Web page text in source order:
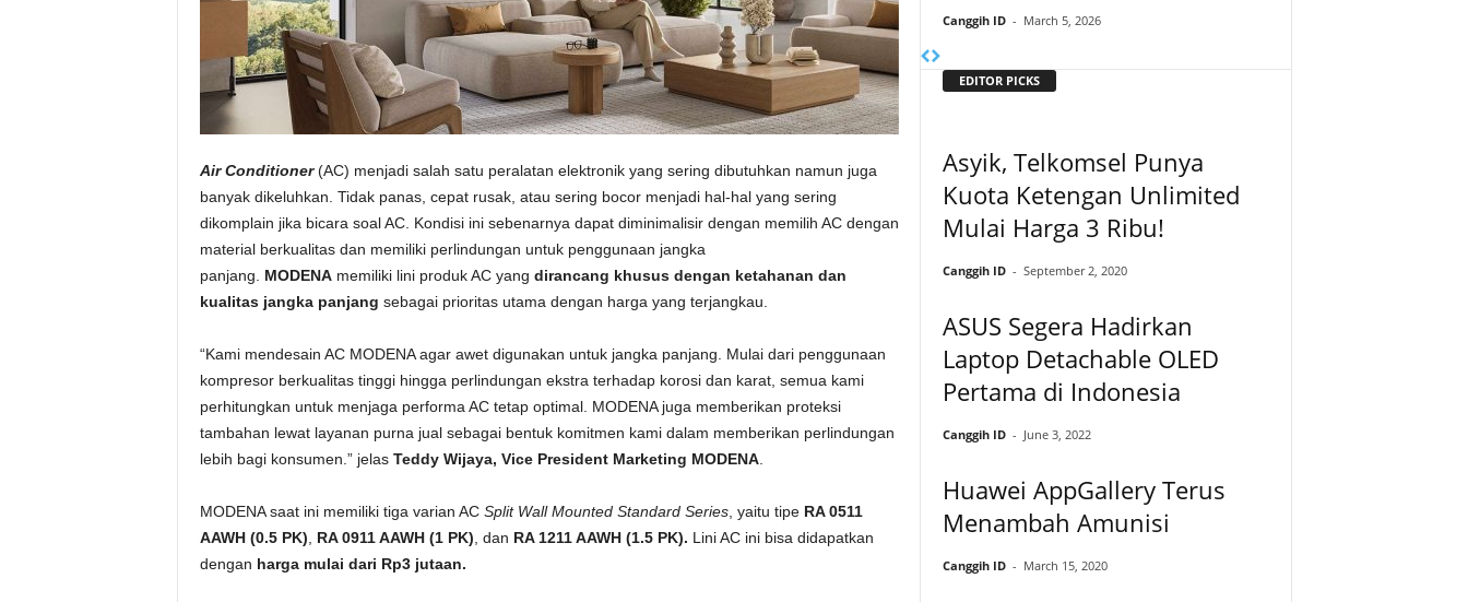
Air Conditioner(AC) menjadi salah satu peralatan elektronik yang sering dibutuhkan namun juga
banyak dikeluhkan. Tidak panas, cepat rusak, atau sering bocor menjadi hal-hal yang sering
dikomplain jika bicara soal AC. Kondisi ini sebenarnya dapat diminimalisir dengan memilih AC dengan
material berkualitas dan memiliki perlindungan untuk penggunaan jangka
panjang. MODENA memiliki lini produk AC yang dirancang khusus dengan ketahanan dan
kualitas jangka panjang sebagai prioritas utama dengan harga yang terjangkau.
“Kami mendesain AC MODENA agar awet digunakan untuk jangka panjang. Mulai dari penggunaan
kompresor berkualitas tinggi hingga perlindungan ekstra terhadap korosi dan karat, semua kami
perhitungkan untuk menjaga performa AC tetap optimal. MODENA juga memberikan proteksi
tambahan lewat layanan purna jual sebagai bentuk komitmen kami dalam memberikan perlindungan
lebih bagi konsumen.” jelas Teddy Wijaya, Vice President Marketing MODENA.
MODENA saat ini memiliki tiga varian AC Split Wall Mounted Standard Series, yaitu tipe RA 0511
AAWH (0.5 PK)
RA 0911 AAWH (1 PK) , dan RA 1211 AAWH (1.5 PK). Lini AC ini bisa didapatkan
dengan harga mulai dari Rp3 jutaan.
Canggih ID - March 5, 2026
EDITOR PICKS
Asyik, Telkomsel Punya
Kuota Ketengan Unlimited
Mulai Harga 3 Ribu!
Canggih ID - September 2, 2020
ASUS Segera Hadirkan
Laptop Detachable OLED
Pertama di Indonesia
Canggih ID - June 3, 2022
Huawei AppGallery Terus
Menambah Amunisi
Canggih ID - March 15, 2020